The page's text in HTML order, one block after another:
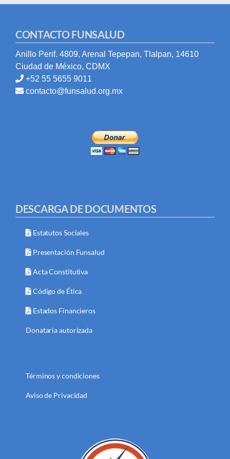
CONTACTO FUNSALUD
Anillo Perif. 4809, Arenal Tepepan, Tlalpan, 14610
Ciudad de México, CDMX
+52 55 5655 9011
contacto@funsalud.org.mx
DESCARGA DE DOCUMENTOS
Estatutos Sociales
Presentación Funsalud
Acta Constitutiva
Código de Ética
Estados Financieros
Donataria autorizada
Términos y condiciones
Aviso de Privacidad